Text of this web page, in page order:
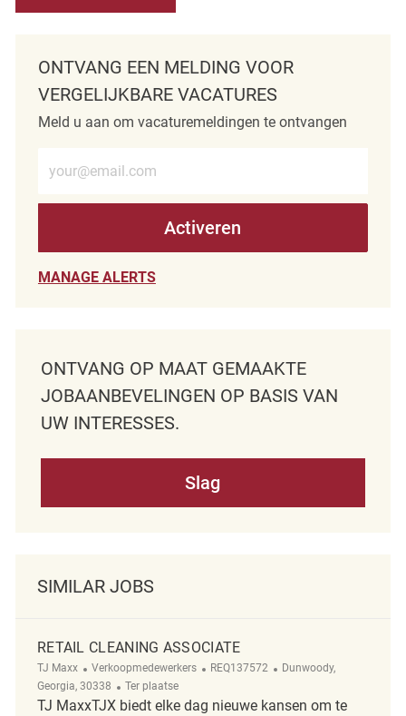
ONTVANG EEN MELDING VOOR
VERGELIJKBARE VACATURES
Meld u aan om vacaturemeldingen te ontvangen
Activeren
MANAGE ALERTS
ONTVANG OP MAAT GEMAAKTE
JOBAANBEVELINGEN OP BASIS VAN
UW INTERESSES.
Slag
SIMILAR JOBS
RETAIL CLEANING ASSOCIATE
TJ Maxx Categorie
Verkoopmedewerkers ReqId
REQ137572 Plaats
Dunwoody,
Georgia, 30338
Afgelegen
Ter plaatse
TJ MaxxTJX biedt elke dag nieuwe kansen om te